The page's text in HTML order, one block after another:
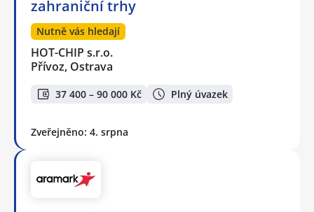
zahraniční trhy
Nutně vás hledají
HOT-CHIP s.r.o.
Přívoz, Ostrava
37 400 – 90 000 Kč Plný úvazek
Zveřejněno: 4. srpna